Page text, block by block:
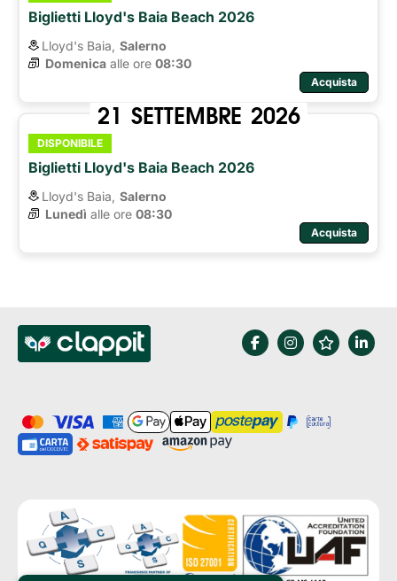
Biglietti Lloyd's Baia Beach 2026
Lloyd's Baia, Salerno
Domenica alle ore 08:30
Acquista
21 SETTEMBRE 2026
DISPONIBILE
Biglietti Lloyd's Baia Beach 2026
Lloyd's Baia, Salerno
Lunedì alle ore 08:30
Acquista